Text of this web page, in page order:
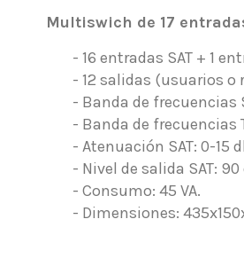
Multiswich de 17
- 16 entradas SAT + 1
- 12 salidas (usuarios o
- Banda de frecuencias
- Banda de frecuencias
- Atenuación SAT: 0-15
- Nivel de salida SAT: 90
- Consumo: 45 VA.
- Dimensiones: